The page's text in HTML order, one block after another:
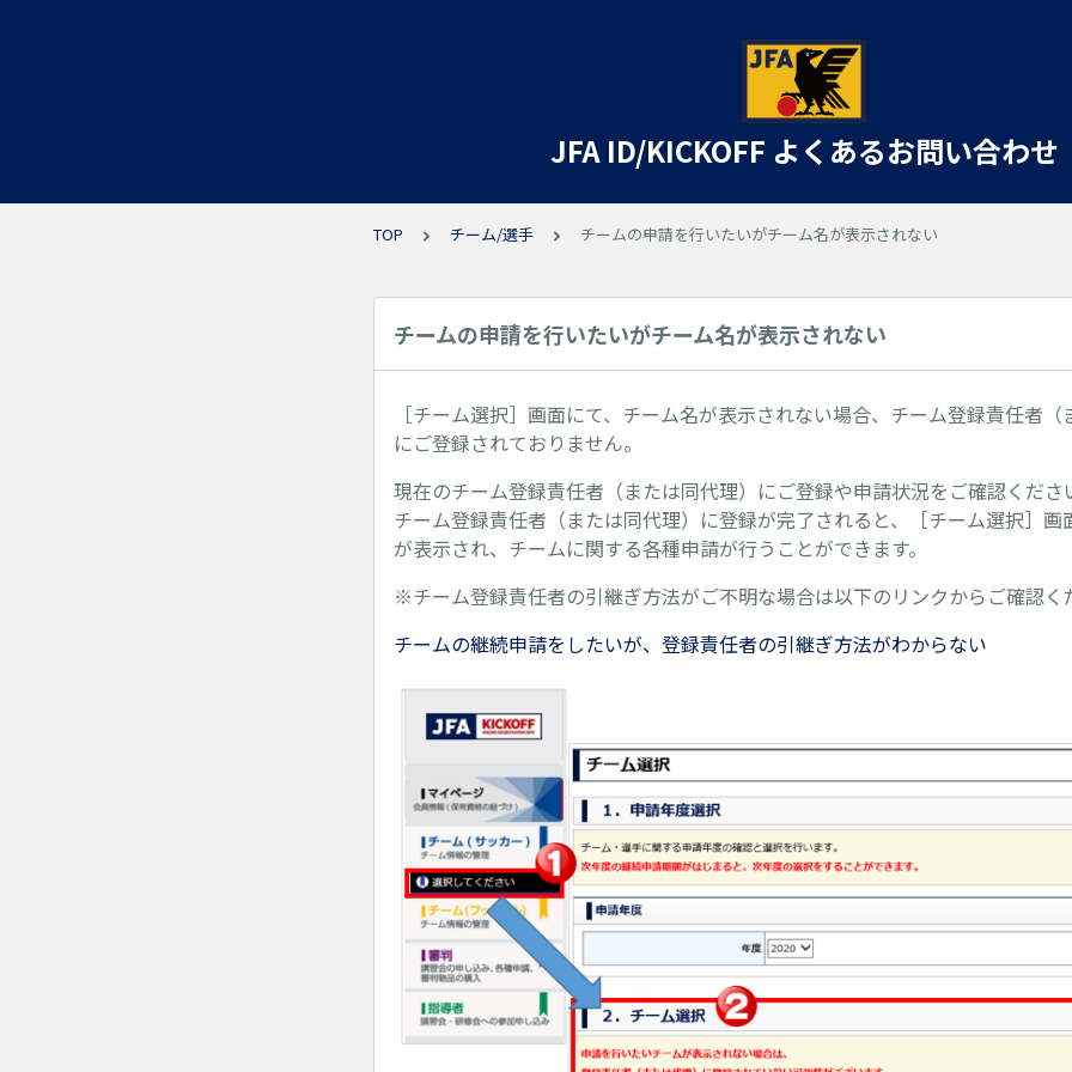
JFA ID/KICKOFF よくあるお問い合わせ
TOP チーム/選手 チームの申請を行いたいがチーム名が表示されない
チームの申請を行いたいがチーム名が表示されない
［チーム選択］画面にて、チーム名が表示されない場合、チーム登録責任者
にご登録されておりません。
現在のチーム登録責任者（または同代理）にご登録や申請状況をご確認くださ
チーム登録責任者（または同代理）に登録が完了されると、［チーム選択］画
が表示され、チームに関する各種申請が行うことができます。
※チーム登録責任者の引継ぎ方法がご不明な場合は以下のリンクからご確認く
チームの継続申請をしたいが、登録責任者の引継ぎ方法がわからない